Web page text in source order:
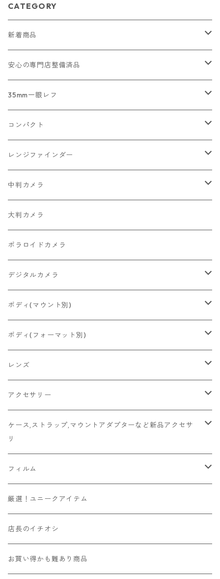
CATEGORY
新着商品
2026/07/18
2026/07/12
2026/07/11
2026/07/10
2026/06/30
2026/06/28
2026/06/27
2026/06/24
2026/06/23
2026/06/21
2026/06/12
2026/06/11
2026/06/10
安心の専門店整備済品
コンパクトカメラ
一眼レフ・レンジファインダーカメラ
中判カメラ
レンズ
35mm一眼レフ
Nikon
Canon
PENTAX
OLYMPUS
MINOLTA
CONTAX
Konica
Ricoh
Mamiya
京セラ
FUJIFILM
Leica
その他舶来
その他国産
コンパクト
Nikon
Canon
PENTAX
FUJIFILM
RICOH
Minolta
Konica
Leica
Rollei
OLYMPUS
YASHICA
CONTAX
京セラ
国産その他
舶来その他
レンジファインダー
Leica
Nikon
Canon
Zeiss Ikon
舶来その他
国産その他
中判カメラ
Mamiya
PENTAX
FUJIFILM
Bronica
CONTAX
HASSELBLAD
Rollei
PLAUBEL
Voigtlander
ZEISSIKON
ZENZA BRONICA
Kowa
国産その他
大判カメラ
ポラロイドカメラ
デジタルカメラ
一眼レフ
ミラーレス一眼
コンパクト
ボディ(マウント別)
Fマウント
FDマウント
SR/MDマウント
OMマウント
Kマウント
M42マウント
Y/Cマウント
L39マウント
Mマウント
ボディ(フォーマット別)
ハーフサイズ
フルサイズ
6x4.5
6x6
6x7
6x9
4x4
6x12
レンズ
Fマウント
FDマウント
SR/MDマウント
OMマウント
Kマウント
M42マウント
Y/Cマウント
アクセサリー
キャップ
フード
マウントアダプター
ビューファインダー/交換ファインダー
フィルター
露出計
ケース,ストラップ,マウントアダプターなど新品アクセサ
リ
マウントアダプター
ソニーEマウントボディ用
富士フィルムXマウントボディ用
ハンドメイド
フィルム
135フィルム
カラー
リバーサル
120フィルム
インスタントフィルム
厳選！ユニークアイテム
店長のイチオシ
お買い得かも難あり商品